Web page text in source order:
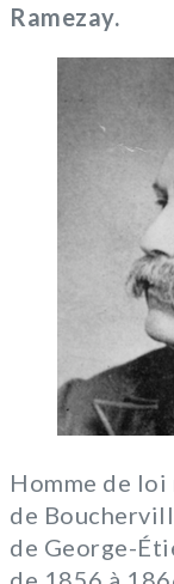
Ramezay.
Homme de loi
de
de George-